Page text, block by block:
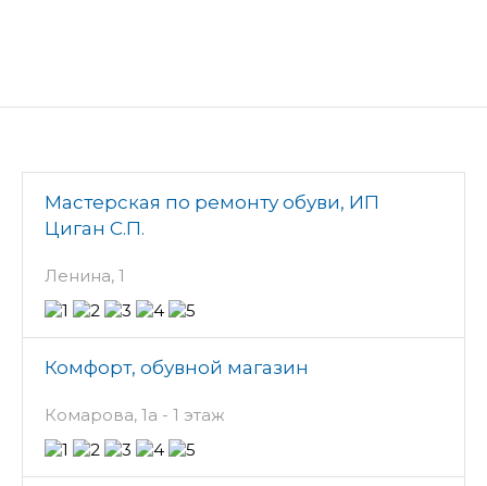
Мастерская по ремонту обуви, ИП
Циган С.П.
Ленина, 1
Комфорт, обувной магазин
Комарова, 1а - 1 этаж